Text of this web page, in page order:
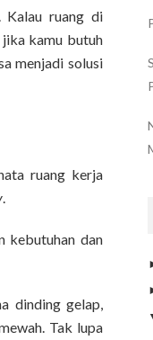
Kalau ruang di
kamu butuh
menjadi solusi
ruang kerja
.
kebutuhan dan
dinding gelap,
Tak lupa